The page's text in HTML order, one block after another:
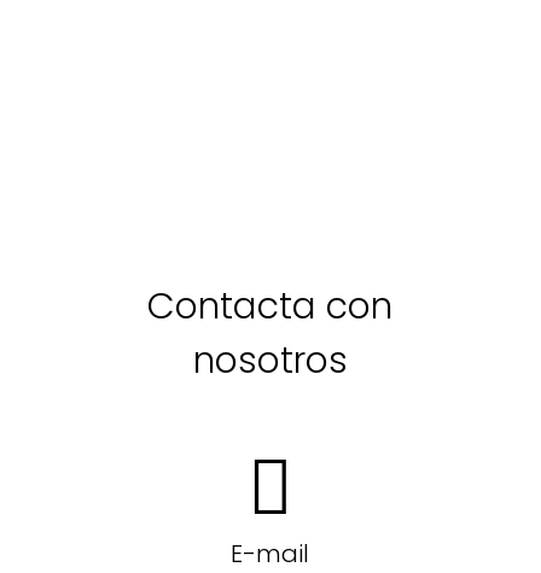
Contacta con
nosotros
E-mail